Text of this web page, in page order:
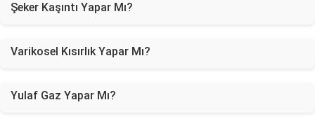
Şeker Kaşıntı Yapar Mı?
Varikosel Kısırlık Yapar Mı?
Yulaf Gaz Yapar Mı?